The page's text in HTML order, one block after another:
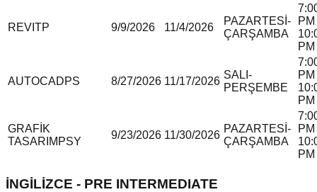
REVITP 9/9/2026 11/4/2026
PAZARTESİ-
ÇARŞAMBA
PM
PM
AUTOCADPS 8/27/2026 11/17/2026
SALI-
PERŞEMBE
PM
PM
GRAFİK
TASARIM PSY
9/23/2026 11/30/2026
PAZARTESİ-
ÇARŞAMBA
PM
PM
İNGİLİZCE - PRE INTERMEDIATE